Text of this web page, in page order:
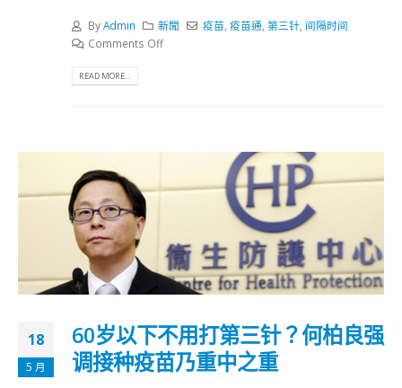
ByAdmin 新聞 疫苗 ,疫苗通 ,第三针 间隔时间
Comments Off
READ MORE...
18
5 月
60岁以下不用打第三针？何柏良强
调接种疫苗乃重中之重